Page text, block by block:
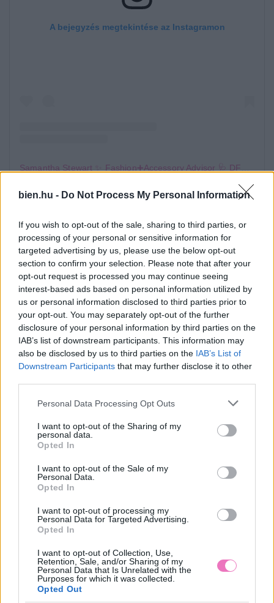
bien.hu - Do Not Process My Personal Information
If you wish to opt-out of the sale, sharing to third parties, or
processing of your personal or sensitive information for
targeted advertising by us, please use the below opt-out
section to confirm your selection. Please note that after your
opt-out request is processed you may continue seeing
interest-based ads based on personal information utilized by
us or personal information disclosed to third parties prior to
your opt-out. You may separately opt-out of the further
disclosure of your personal information by third parties on the
IAB’s list of downstream participants. This information may
also be disclosed by us to third parties on the IAB’s List of
Downstream Participants that may further disclose it to other
Please note that this website/app uses one or more Google
not limited to your visit or usage behaviour. You may click to
grant or deny consent to Google and its third-party tags to
use your data for below specified purposes in below Google
consent section.
Personal Data Processing Opt Outs
I want to opt-out of the Sharing of my
personal data.
Opted In
I want to opt-out of the Sale of my
Personal Data.
Opted In
I want to opt-out of processing my
Personal Data for Targeted Advertising.
Opted In
I want to opt-out of Collection, Use,
Retention, Sale, and/or Sharing of my
Personal Data that Is Unrelated with the
Purposes for which it was collected.
Opted Out
A bejegyzés megtekintése az Instagramon
A hajcsatok segítségével akár otthon is olyan
jártál volna. Ha szereted a hajad kiengedve és
összefogva is viselni, akkor ez a megoldás
kifejezetten neked való. Válassz ki egy elegáns
hajcsatot, majd tűzd félre vele a hajad egyik
felét, a máik felét pedig hagyd szabadon.
Néhány apró hullámmal kiegészítve még
különlegesebb lesz a végeredmény.
« »
Ezeket olvassákmost